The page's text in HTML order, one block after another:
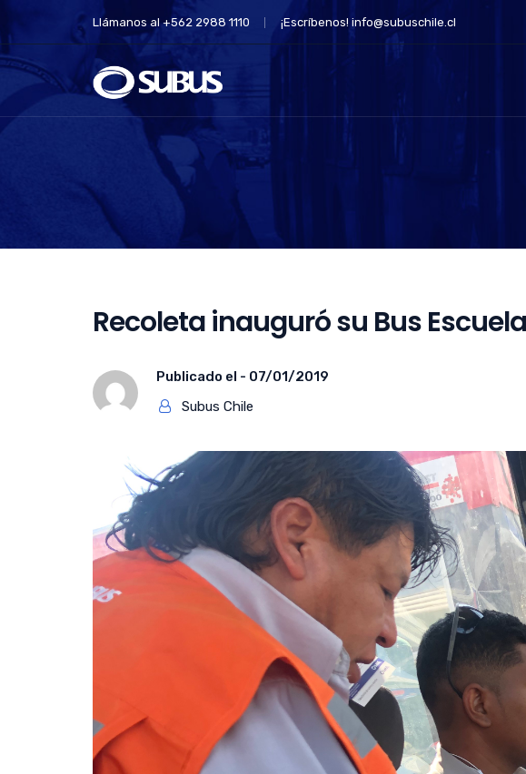
Llámanos al +562 2988 1110 ¡Escríbenos! info@subuschile.cl
Recoleta inauguró su Bus Escuela
Publicado el - 07/01/2019
Subus Chile